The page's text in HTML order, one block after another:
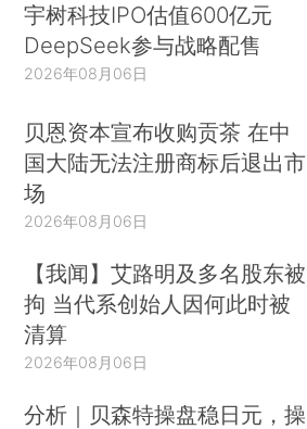
宇树科技IPO估值600亿元
DeepSeek参与战略配售
2026年08月06日
贝恩资本宣布收购贡茶 在中
国大陆无法注册商标后退出市
场
2026年08月06日
【我闻】艾路明及多名股东被
拘 当代系创始人因何此时被
清算
2026年08月06日
分析｜贝森特操盘稳日元，操